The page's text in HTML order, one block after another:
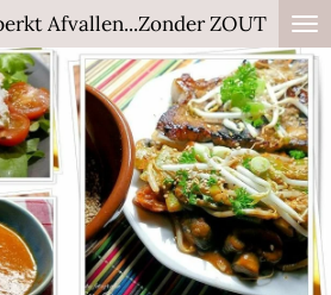
Afvallen...Zonder ZOUT